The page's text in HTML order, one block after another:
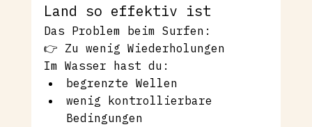
Land so effektiv ist
Das Problem beim Surfen:
👉 Zu wenig Wiederholungen
Im Wasser hast du:
begrenzte Wellen
wenig kontrollierbare
Bedingungen